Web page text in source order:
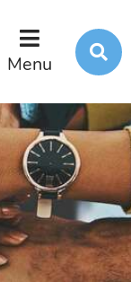
Menu